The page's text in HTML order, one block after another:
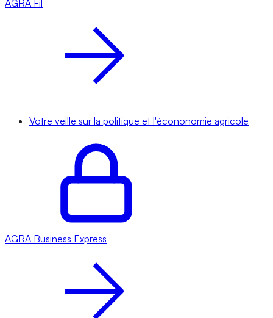
AGRA Fil
Votre veille sur la politique et l'écononomie agricole
AGRA Business Express